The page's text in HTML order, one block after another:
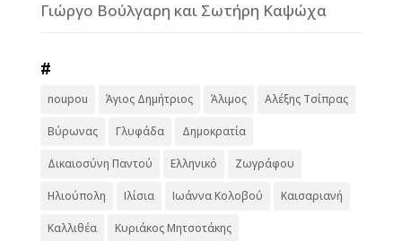
Γιώργο Βούλγαρη και Σωτήρη Καψώχα
#
noupou Άγιος Δημήτριος Άλιμος Αλέξης Τσίπρας
Βύρωνας Γλυφάδα Δημοκρατία
Δικαιοσύνη Παντού Ελληνικό Ζωγράφου
Ηλιούπολη Ιλίσια Ιωάννα Κολοβού Καισαριανή
Καλλιθέα Κυριάκος Μητσοτάκης